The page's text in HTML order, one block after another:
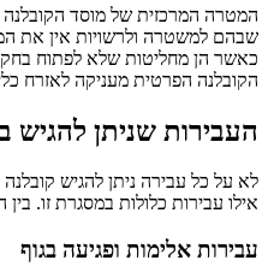
המטרה המרכזית של מוסד
שבהם למשטרה ולרשויות אין את
כאשר הן מחליטות שלא לפתוח
הקובלנה הפרטית מעניקה לאזרח
העבירות שניתן להגיש
לא על כל עבירה ניתן להגיש
אילו עבירות כלולות במסגרת זו. בין
עבירות אלימות ופגיעה בגוף